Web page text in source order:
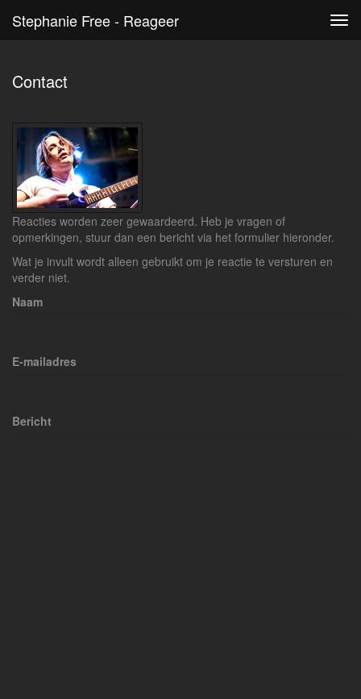
Stephanie Free - Reageer
Contact
Reacties worden zeer gewaardeerd. Heb je vragen of
opmerkingen, stuur dan een bericht via het formulier hieronder.
Wat je invult wordt alleen gebruikt om je reactie te versturen en
verder niet.
Naam
E-mailadres
Bericht